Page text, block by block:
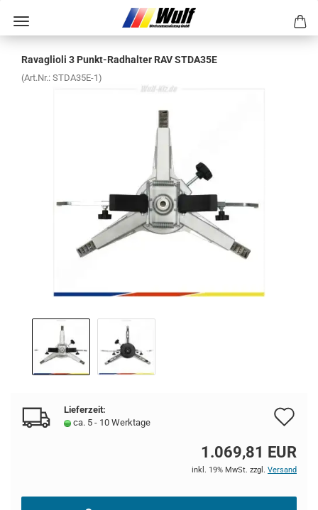
Ra­vaglio­li 3 Punkt-​Radhalter RAV STDA35E
(Art.Nr.: STDA35E-​1)
Lieferzeit:
ca. 5 - 10 Werktage
1.069,81 EUR
inkl. 19% MwSt. zzgl. Versand